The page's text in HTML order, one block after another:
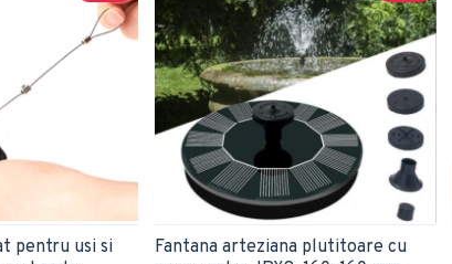
pentru usi si
Fantana arteziana plutitoare cu